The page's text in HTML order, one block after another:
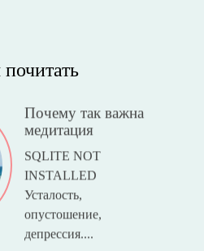
Почему так важна
медитация
SQLITE NOT
INSTALLED
Усталость,
опустошение,
депрессия....